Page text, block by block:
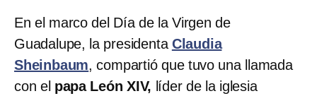
En el marco del Día de la Virgen de
Guadalupe, la presidenta Claudia
Sheinbaum, compartió que tuvo una llamada
con el papa León XIV, líder de la iglesia